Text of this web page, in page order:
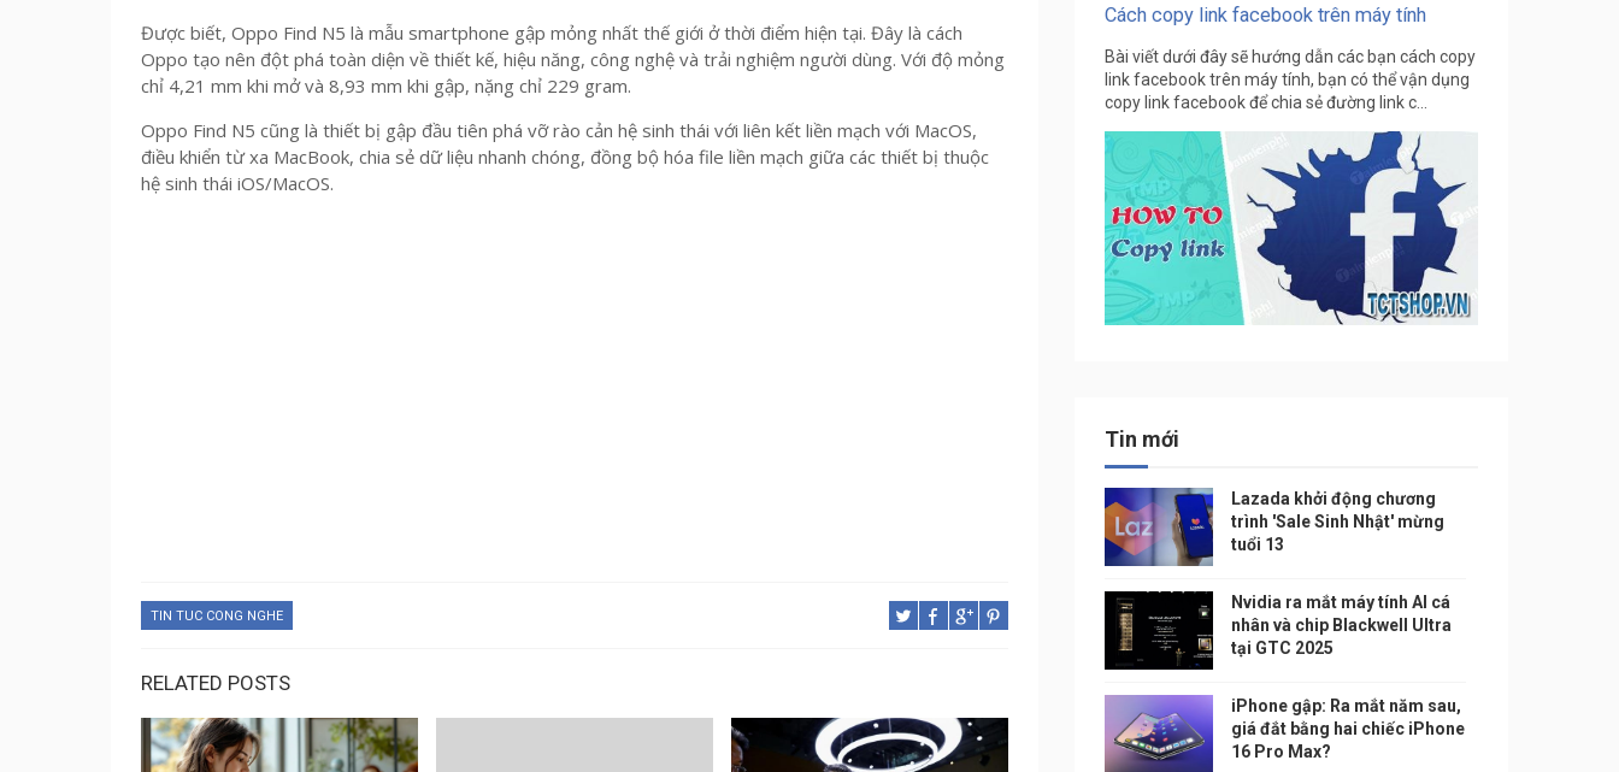
Được biết, Oppo Find N5 là mẫu smartphone gập mỏng nhất thế giới ở thời điểm hiện tại. Đây là cách
Oppo tạo nên đột phá toàn diện về thiết kế, hiệu năng, công nghệ và trải nghiệm người dùng. Với độ mỏng
chỉ 4,21 mm khi mở và 8,93 mm khi gập, nặng chỉ 229 gram.
Oppo Find N5 cũng là thiết bị gập đầu tiên phá vỡ rào cản hệ sinh thái với liên kết liền mạch với MacOS,
điều khiển từ xa MacBook, chia sẻ dữ liệu nhanh chóng, đồng bộ hóa file liền mạch giữa các thiết bị thuộc
hệ sinh thái iOS/MacOS.
TIN TUC CONG NGHE
RELATED POSTS
Cách copy link facebook trên máy tính
Bài viết dưới đây sẽ hướng dẫn các bạn cách copy
link facebook trên máy tính, bạn có thể vận dụng
copy link facebook để chia sẻ đường link c...
Tin mới
Lazada khởi động chương
trình 'Sale Sinh Nhật' mừng
tuổi 13
Nvidia ra mắt máy tính AI cá
nhân và chip Blackwell Ultra
tại GTC 2025
iPhone gập: Ra mắt năm sau,
giá đắt bằng hai chiếc iPhone
16 Pro Max?